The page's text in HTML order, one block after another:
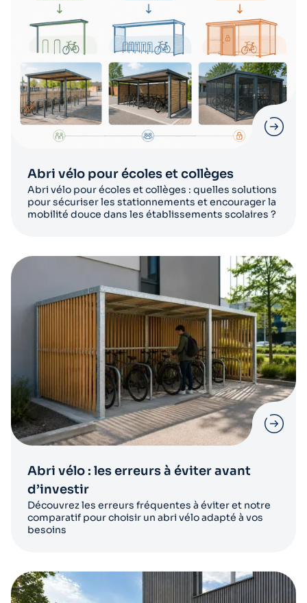
Abri vélo pour écoles et collèges
Abri vélo pour écoles et collèges : quelles solutions
pour sécuriser les stationnements et encourager la
mobilité douce dans les établissements scolaires ?
Abri vélo : les erreurs à éviter avant
d’investir
Découvrez les erreurs fréquentes à éviter et notre
comparatif pour choisir un abri vélo adapté à vos
besoins